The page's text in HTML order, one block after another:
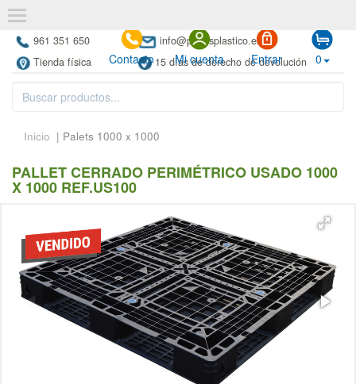
961 351 650
info@paletsplastico.es
Tienda física
15 días de derecho de devolución
Contacto Mi cuenta Entrar 0
Inicio | Palets 1000 x 1000
PALLET CERRADO PERIMÉTRICO USADO 1000
X 1000 REF.US100